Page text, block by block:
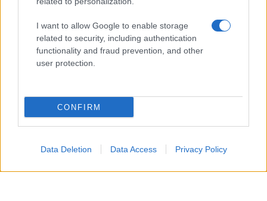
I want to allow Google to enable storage
related to security, including authentication
functionality and fraud prevention, and other
user protection.
CONFIRM
Data Deletion Data Access Privacy Policy
Seguici su Google News